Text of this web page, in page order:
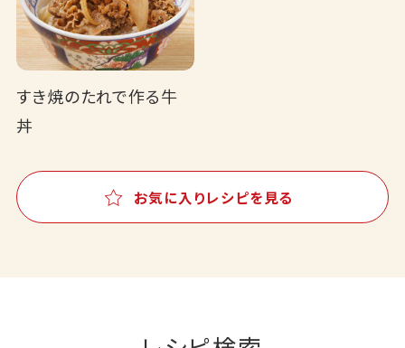
すき焼のたれで作る牛
丼
お気に入りレシピを見る